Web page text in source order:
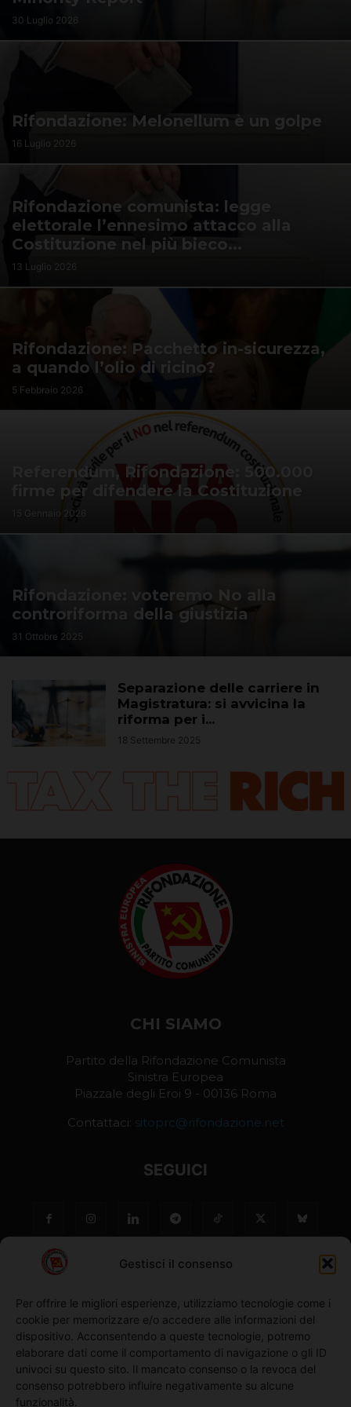
Gestisci il consenso
Per offrire le migliori esperienze, utilizziamo tecnologie come i
cookie per memorizzare e/o accedere alle informazioni del
dispositivo. Acconsentendo a queste tecnologie, potremo
elaborare dati come il comportamento di navigazione o gli ID
univoci su questo sito. Il mancato consenso o la revoca del
consenso potrebbero influire negativamente su alcune
funzionalità.
30 Luglio 2026
Rifondazione: Melonellum è un golpe
16 Luglio 2026
Rifondazione comunista: legge
elettorale l’ennesimo attacco alla
Costituzione nel più bieco...
13 Luglio 2026
Rifondazione: Pacchetto in-sicurezza,
a quando l’olio di ricino?
5 Febbraio 2026
Referendum, Rifondazione: 500.000
firme per difendere la Costituzione
15 Gennaio 2026
Rifondazione: voteremo No alla
controriforma della giustizia
31 Ottobre 2025
Separazione delle carriere in
Magistratura: si avvicina la
riforma per i...
18 Settembre 2025
CHI SIAMO
Partito della Rifondazione Comunista
Sinistra Europea
Piazzale degli Eroi 9 - 00136 Roma
Contattaci: sitoprc@rifondazione.net
SEGUICI
NO ©
Richiedi l'adesione